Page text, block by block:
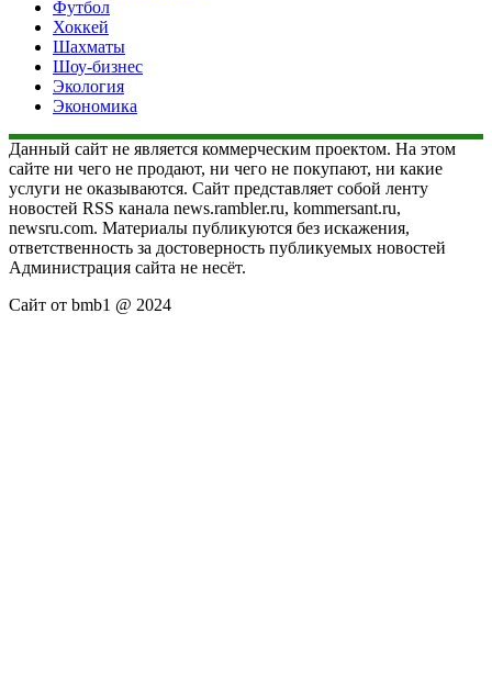
Футбол
Хоккей
Шахматы
Шоу-бизнес
Экология
Экономика
Данный сайт не является коммерческим проектом. На этом
сайте ни чего не продают, ни чего не покупают, ни какие
услуги не оказываются. Сайт представляет собой ленту
новостей RSS канала news.rambler.ru, kommersant.ru,
newsru.com. Материалы публикуются без искажения,
ответственность за достоверность публикуемых новостей
Администрация сайта не несёт.
Сайт от bmb1 @ 2024